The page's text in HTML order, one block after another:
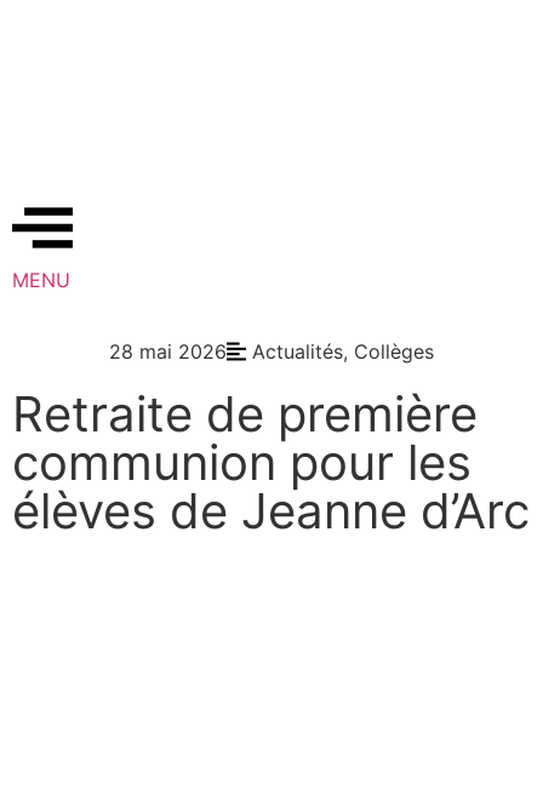
MENU
28 mai 2026 Actualités, Collèges
Retraite de première
communion pour les
élèves de Jeanne d’Arc